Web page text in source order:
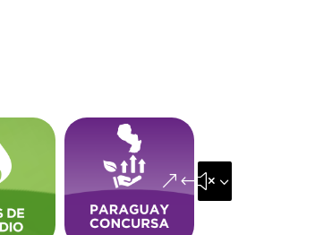
&#x35;